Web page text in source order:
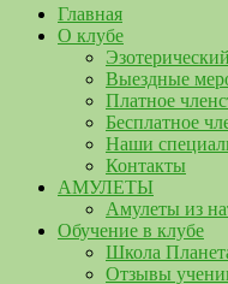
Главная
О клубе
Выездные
Платное
Бесплатное
Наши
Контакты
АМУЛЕТЫ
Амулеты из
Обучение в клубе
Школа
Отзывы